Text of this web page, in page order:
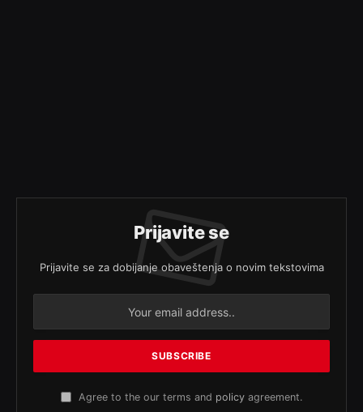
Prijavite se
Prijavite se za dobijanje obaveštenja o novim tekstovima
Agree to the our terms and policy agreement.